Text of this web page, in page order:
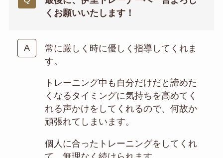
くお願いいたします！
常に厳しく時に優しく指導してくれま
す。
トレーニング中も自分だけだと諦めた
くなるタイミングに気持ちを高めてく
れる声かけをしてくれるので、何故か
頑張れてしまいます。
個人に合ったトレーニングをしてくれ